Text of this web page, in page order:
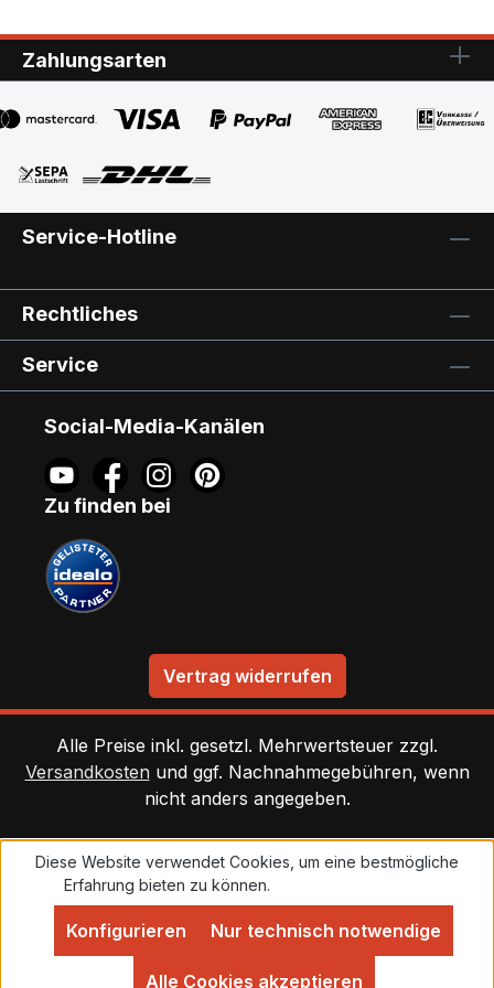
Zahlungsarten
Service-Hotline
Rechtliches
Service
Social-Media-Kanälen
Zu finden bei
Vertrag widerrufen
Alle Preise inkl. gesetzl. Mehrwertsteuer zzgl.
Versandkosten und ggf. Nachnahmegebühren, wenn
nicht anders angegeben.
Diese Website verwendet Cookies, um eine bestmögliche
Erfahrung bieten zu können.
Nur technisch notwendige
Konfigurieren
Alle Cookies akzeptieren